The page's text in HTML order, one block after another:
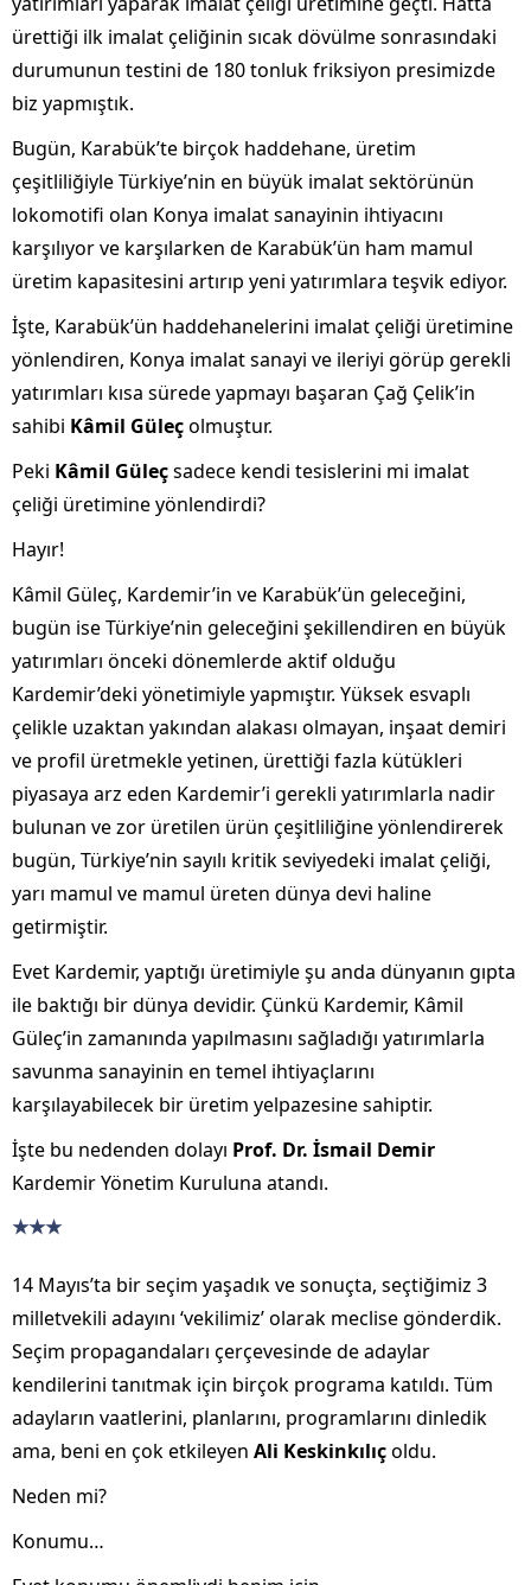
ürettiği ilk imalat çeliğinin sıcak dövülme sonrasındaki
durumunun testini de 180 tonluk friksiyon presimizde
biz yapmıştık.
Bugün, Karabük’te birçok haddehane, üretim
çeşitliliğiyle Türkiye’nin en büyük imalat sektörünün
lokomotifi olan Konya imalat sanayinin ihtiyacını
karşılıyor ve karşılarken de Karabük’ün ham mamul
üretim kapasitesini artırıp yeni yatırımlara teşvik ediyor.
İşte, Karabük’ün haddehanelerini imalat çeliği üretimine
yönlendiren, Konya imalat sanayi ve ileriyi görüp gerekli
yatırımları kısa sürede yapmayı başaran Çağ Çelik’in
sahibi Kâmil Güleçolmuştur.
Peki Kâmil Güleçsadece kendi tesislerini mi imalat
çeliği üretimine yönlendirdi?
Hayır!
Kâmil Güleç, Kardemir’in ve Karabük’ün geleceğini,
bugün ise Türkiye’nin geleceğini şekillendiren en büyük
yatırımları önceki dönemlerde aktif olduğu
Kardemir’deki yönetimiyle yapmıştır. Yüksek esvaplı
çelikle uzaktan yakından alakası olmayan, inşaat demiri
ve profil üretmekle yetinen, ürettiği fazla kütükleri
piyasaya arz eden Kardemir’i gerekli yatırımlarla nadir
bulunan ve zor üretilen ürün çeşitliliğine yönlendirerek
bugün, Türkiye’nin sayılı kritik seviyedeki imalat çeliği,
yarı mamul ve mamul üreten dünya devi haline
getirmiştir.
Evet Kardemir, yaptığı üretimiyle şu anda dünyanın gıpta
ile baktığı bir dünya devidir. Çünkü Kardemir, Kâmil
Güleç’in zamanında yapılmasını sağladığı yatırımlarla
savunma sanayinin en temel ihtiyaçlarını
karşılayabilecek bir üretim yelpazesine sahiptir.
İşte bu nedenden dolayı Prof. Dr. İsmail Demir
Kardemir Yönetim Kuruluna atandı.
★★★
14 Mayıs’ta bir seçim yaşadık ve sonuçta, seçtiğimiz 3
milletvekili adayını ‘vekilimiz’ olarak meclise gönderdik.
Seçim propagandaları çerçevesinde de adaylar
kendilerini tanıtmak için birçok programa katıldı. Tüm
adayların vaatlerini, planlarını, programlarını dinledik
ama, beni en çok etkileyen Ali Keskinkılıçoldu.
Neden mi?
Konumu…